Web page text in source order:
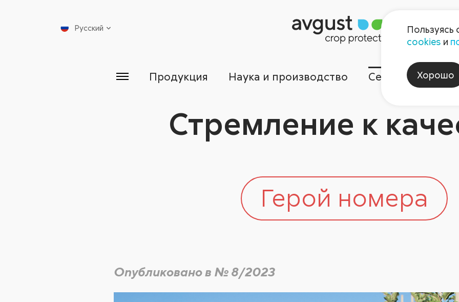
Русский
Продукция Наука и производство Сервисы
Стремление к
Герой номера
Опубликовано в № 8/2023
Пользуясь
cookies и
Хорошо